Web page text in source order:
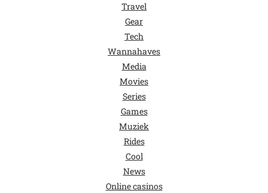
Travel
Gear
Tech
Wannahaves
Media
Movies
Series
Games
Muziek
Rides
Cool
News
Online casinos